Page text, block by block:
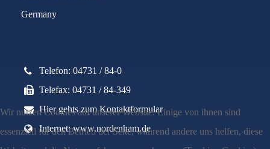
Germany
Telefon: 04731 / 84-0
Telefax: 04731 / 84-349
Hier gehts zum Kontaktformular
Internet: www.nordenham.de
Wir nutzen Cookies auf unserer Website. Einige von ihnen sind
essenziell für den Betrieb der Seite, während andere uns helfen, diese